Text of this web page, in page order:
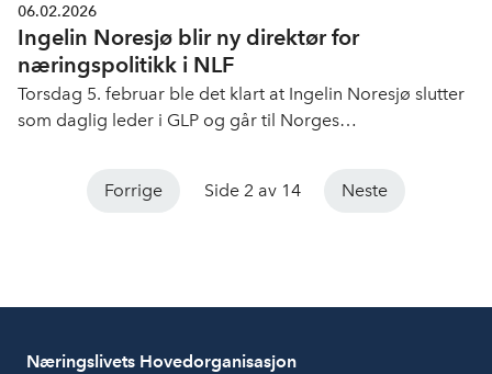
06.02.2026
Ingelin Noresjø blir ny direktør for
næringspolitikk i NLF
Torsdag 5. februar ble det klart at Ingelin Noresjø slutter
som daglig leder i GLP og går til Norges
Forrige Side 2 av 14 Neste
Næringslivets Hovedorganisasjon